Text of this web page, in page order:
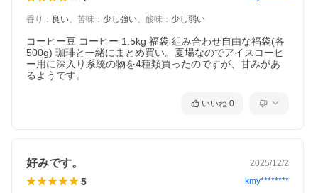
香り ： 良い、 苦味 ： 少し強い、 酸味 ： 少し弱い
コーヒー豆 コーヒー 1.5kg 福袋 組み合わせ自由な福袋(各
500g) 珈琲と一緒にまとめ買い。夏場なのでアイスコーヒ
ー用に深入り系統の物を4種類買ったのですが、甘みがあ
るようです。
いいね 0
好みです。 2025/12/2
5 kmy********